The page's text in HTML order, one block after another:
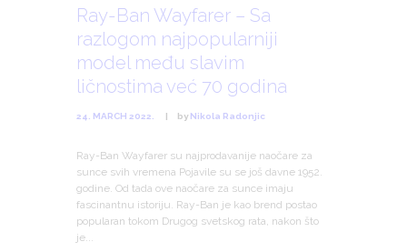
Ray-Ban Wayfarer – Sa
razlogom najpopularniji
model među slavim
ličnostima već 70 godina
24. MARCH 2022. byNikola Radonjic
Ray-Ban Wayfarer su najprodavanije naočare za
sunce svih vremena Pojavile su se još davne 1952.
godine. Od tada ove naočare za sunce imaju
fascinantnu istoriju. Ray-Ban je kao brend postao
popularan tokom Drugog svetskog rata, nakon što
je...